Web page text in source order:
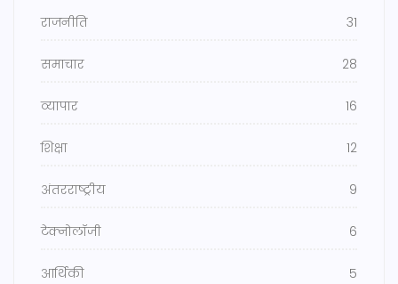
राजनीति 31
समाचार 28
व्यापार 16
शिक्षा 12
अंतरराष्ट्रीय 9
टेक्नोलॉजी 6
आर्थिकी 5